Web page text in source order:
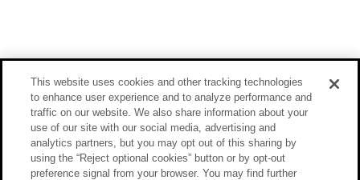
This website uses cookies and other tracking technologies
to enhance user experience and to analyze performance and
traffic on our website. We also share information about your
use of our site with our social media, advertising and
analytics partners, but you may opt out of this sharing by
using the “Reject optional cookies” button or by opt-out
preference signal from your browser. You may find further